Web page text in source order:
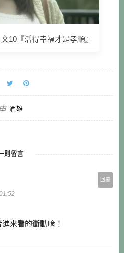
10『活得幸福才是孝順』
由 酒雄
則留言
回覆
來看的衝動唷！